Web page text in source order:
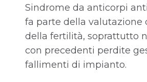
Sindrome da anticorpi
fa parte della valutazione
della fertilità, soprattutto
con precedenti perdite
fallimenti di impianto.